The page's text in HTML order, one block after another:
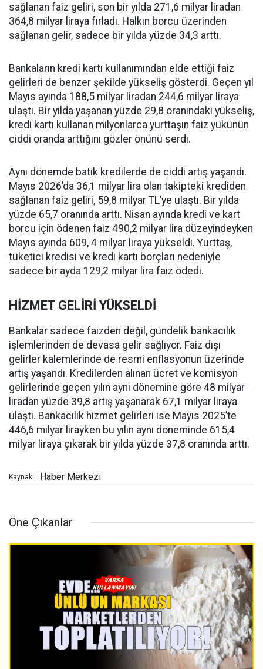
sağlanan faiz geliri, son bir yılda 271,6 milyar liradan
364,8 milyar liraya fırladı. Halkın borcu üzerinden
sağlanan gelir, sadece bir yılda yüzde 34,3 arttı.
Bankaların kredi kartı kullanımından elde ettiği faiz
gelirleri de benzer şekilde yükseliş gösterdi. Geçen yıl
Mayıs ayında 188,5 milyar liradan 244,6 milyar liraya
ulaştı. Bir yılda yaşanan yüzde 29,8 oranındaki yükseliş,
kredi kartı kullanan milyonlarca yurttaşın faiz yükünün
ciddi oranda arttığını gözler önünü serdi.
Aynı dönemde batık kredilerde de ciddi artış yaşandı.
Mayıs 2026’da 36,1 milyar lira olan takipteki krediden
sağlanan faiz geliri, 59,8 milyar TL’ye ulaştı. Bir yılda
yüzde 65,7 oranında arttı. Nisan ayında kredi ve kart
borcu için ödenen faiz 490,2 milyar lira düzeyindeyken
Mayıs ayında 609, 4 milyar liraya yükseldi. Yurttaş,
tüketici kredisi ve kredi kartı borçları nedeniyle
sadece bir ayda 129,2 milyar lira faiz ödedi.
HİZMET GELİRİ YÜKSELDİ
Bankalar sadece faizden değil, gündelik bankacılık
işlemlerinden de devasa gelir sağlıyor. Faiz dışı
gelirler kalemlerinde de resmi enflasyonun üzerinde
artış yaşandı. Kredilerden alınan ücret ve komisyon
gelirlerinde geçen yılın aynı dönemine göre 48 milyar
liradan yüzde 39,8 artış yaşanarak 67,1 milyar liraya
ulaştı. Bankacılık hizmet gelirleri ise Mayıs 2025’te
446,6 milyar lirayken bu yılın aynı döneminde 615,4
milyar liraya çıkarak bir yılda yüzde 37,8 oranında arttı.
Kaynak: Haber Merkezi
Öne Çıkanlar